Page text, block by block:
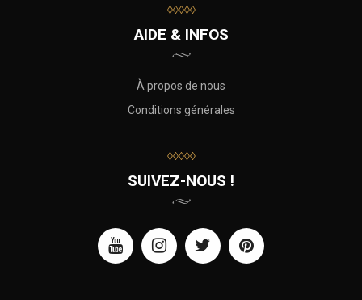
◊◊◊◊◊
AIDE & INFOS
À propos de nous
Conditions générales
◊◊◊◊◊
SUIVEZ-NOUS !